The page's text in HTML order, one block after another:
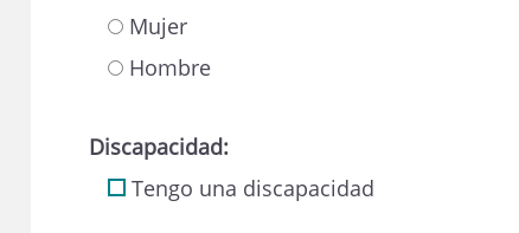
Mujer
Hombre
Discapacidad:
Tengo una discapacidad